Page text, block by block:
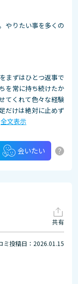
やりたい事を多くの
まずはひとつ返事で
を常に持ち続けたか
てくれて色々な経験
だけは絶対に止めず
全文表示
会いたい ?
共有
ミ投稿日：2026.01.15